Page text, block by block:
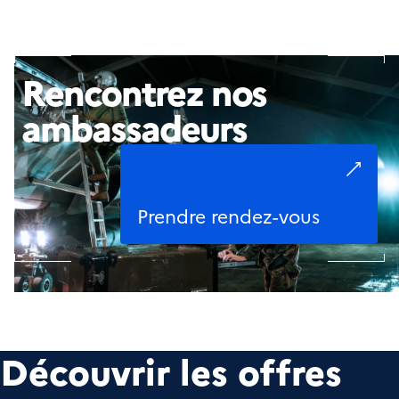
Rencontrez nos
ambassadeurs
Prendre rendez-vous
Découvrir les offres